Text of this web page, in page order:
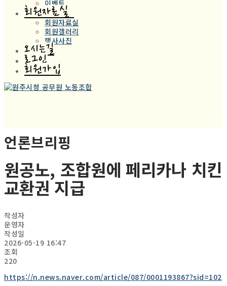
이벤트
회원자료실
회원자료실
회원갤러리
행사사진
오시는길
로그인
회원가입
언론브리핑
원공노, 조합원에 페리카나 치킨
교환권 지급
작성자
운영자
작성일
2026-05-19 16:47
조회
220
https://n.news.naver.com/article/087/0001193867?sid=102